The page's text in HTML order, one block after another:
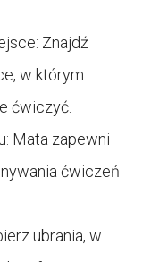
Znajdź
w którym
ćwiczyć.
Mata zapewni
ćwiczeń
ubrania, w